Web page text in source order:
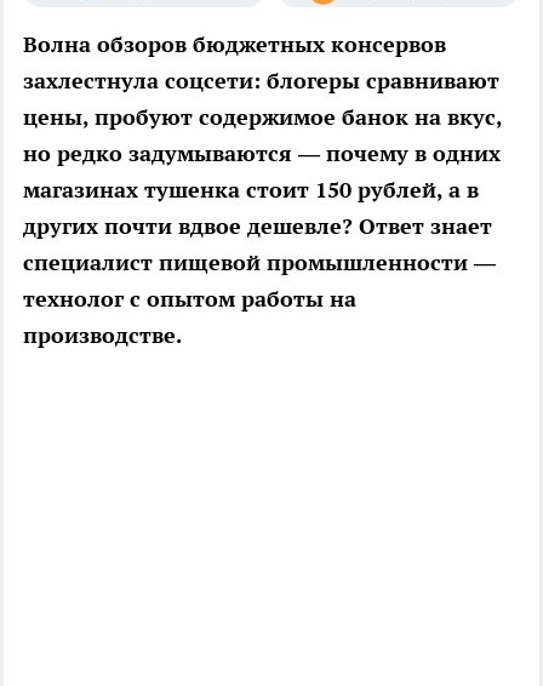
Волна обзоров бюджетных консервов
захлестнула соцсети: блогеры сравнивают
цены, пробуют содержимое банок на вкус,
но редко задумываются — почему в одних
магазинах тушенка стоит 150 рублей, а в
других почти вдвое дешевле? Ответ знает
специалист пищевой промышленности —
технолог с опытом работы на
производстве.